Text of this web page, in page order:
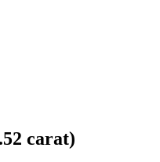
carat)